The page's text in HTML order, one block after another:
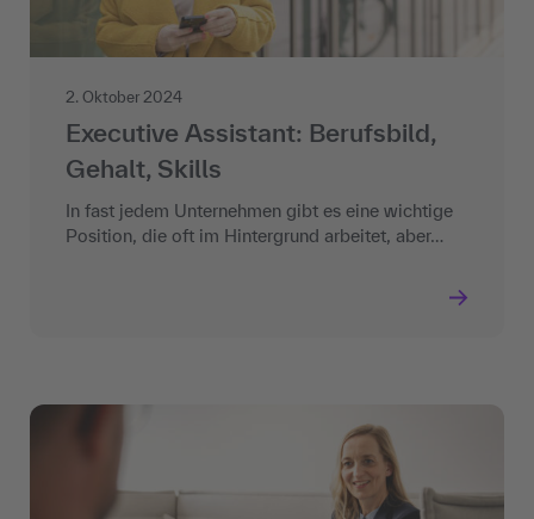
2. Oktober 2024
Executive Assistant: Berufsbild,
Gehalt, Skills
In fast jedem Unternehmen gibt es eine wichtige
Position, die oft im Hintergrund arbeitet, aber…